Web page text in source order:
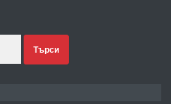
Търси